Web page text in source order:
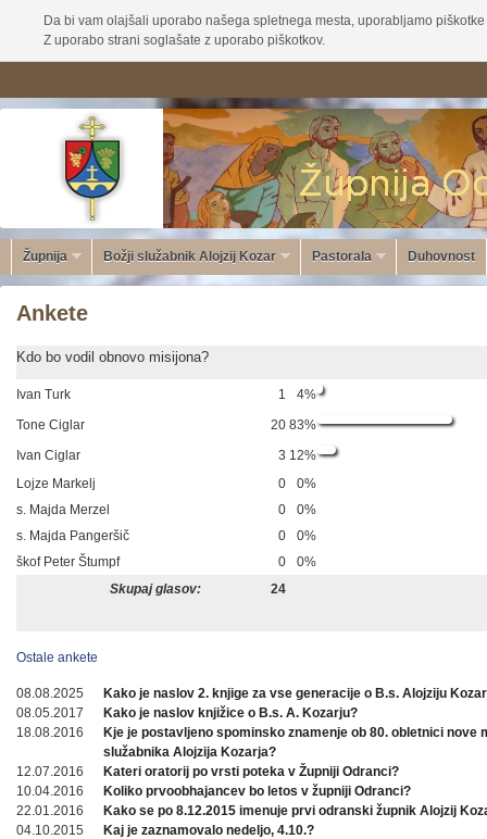
Da bi vam olajšali uporabo našega spletnega mesta, uporabljamo
Z uporabo strani soglašate z uporabo piškotkov.
Župnija Božji služabnik Alojzij Kozar Pastorala Duhovnost
Ankete
Kdo bo vodil obnovo misijona?
Ivan Turk 1
4%
Tone Ciglar
20 83%
Ivan Ciglar
3 12%
Lojze Markelj
0
0%
s. Majda Merzel
0
0%
s. Majda Pangeršič
0
0%
škof Peter Štumpf
0
0%
Skupaj glasov:
24
Ostale ankete
08.08.2025
Kako je naslov 2. knjige za vse generacije o B.s. Alojziju
08.05.2017
Kako je naslov knjižice o B.s. A. Kozarju?
18.08.2016
Kje je postavljeno spominsko znamenje ob 80. obletnici nove
služabnika Alojzija Kozarja?
12.07.2016
Kateri oratorij po vrsti poteka v Župniji Odranci?
10.04.2016
Koliko prvoobhajancev bo letos v župniji Odranci?
22.01.2016
Kako se po 8.12.2015 imenuje prvi odranski župnik Alojzij
04.10.2015
Kaj je zaznamovalo nedeljo, 4.10.?